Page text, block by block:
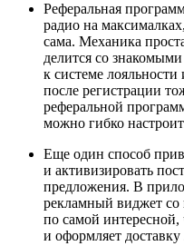
Реферальная
радио на
сама. Механика
делится со
к системе лояльности
после регистрации
реферальной
можно гибко
Еще один способ
и активизировать
предложения. В
рекламный виджет со
по самой
и оформляет